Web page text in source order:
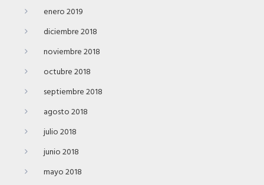
enero 2019
diciembre 2018
noviembre 2018
octubre 2018
septiembre 2018
agosto 2018
julio 2018
junio 2018
mayo 2018